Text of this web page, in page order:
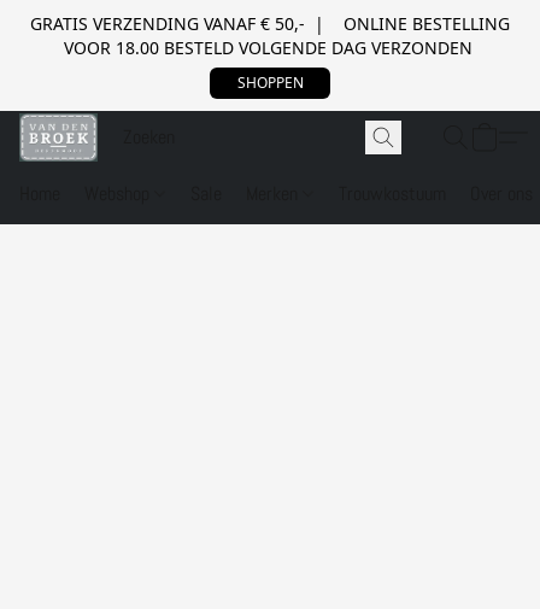
GRATIS VERZENDING VANAF € 50,- | ONLINE BESTELLING
VOOR 18.00 BESTELD VOLGENDE DAG VERZONDEN
SHOPPEN